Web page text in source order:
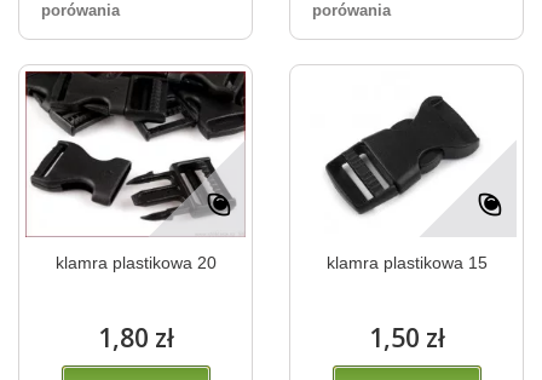
porówania
porówania
klamra plastikowa 20
1,80 zł
klamra plastikowa 15
1,50 zł